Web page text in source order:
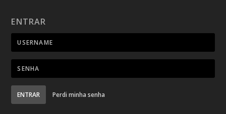
ENTRAR
ENTRAR Perdi minha senha